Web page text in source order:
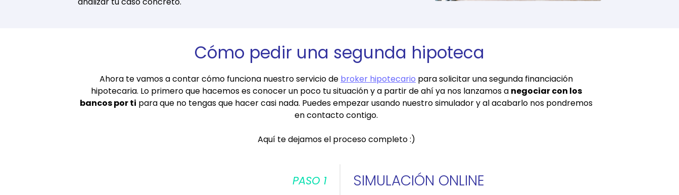
Cómo pedir una segunda hipoteca
Ahora te vamos a contar cómo funciona nuestro servicio de broker hipotecario para solicitar una segunda financiación
hipotecaria. Lo primero que hacemos es conocer un poco tu situación y a partir de ahí ya nos lanzamos a negociar con los
bancos por ti para que no tengas que hacer casi nada. Puedes empezar usando nuestro simulador y al acabarlo nos pondremos
en contacto contigo.
Aquí te dejamos el proceso completo :)
PASO 1 SIMULACIÓN ONLINE